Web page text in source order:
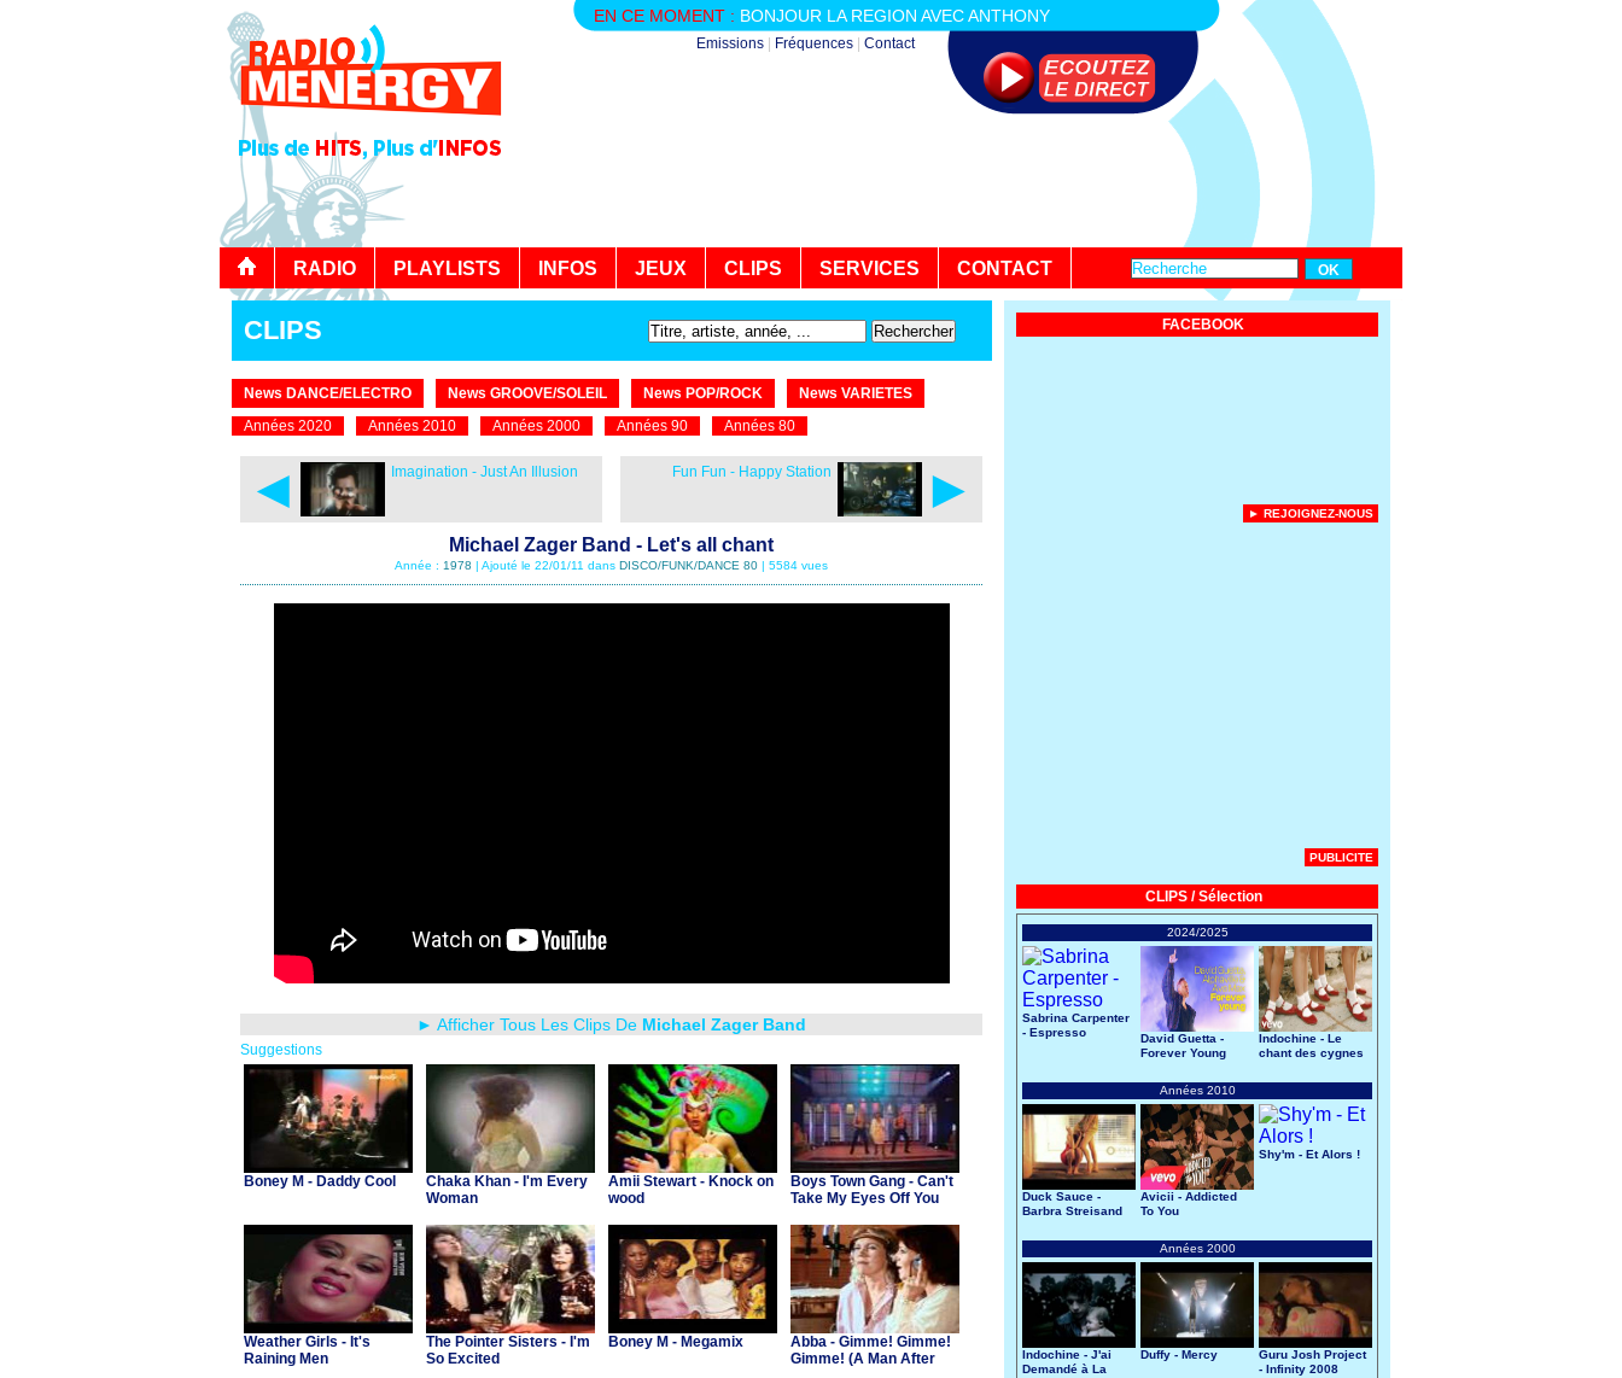
EN CE MOMENT : BONJOUR LA REGION AVEC ANTHONY
Emissions Fréquences Contact
RADIO PLAYLISTS INFOS JEUX CLIPS SERVICES CONTACT
CLIPS
News DANCE/ELECTRO News GROOVE/SOLEIL News POP/ROCK
News VARIETES
Années 2020
Années 2010 Années 2000 Années 90 Années 80
◄ Imagination - Just An Illusion ►
Fun Fun - Happy Station
Michael Zager Band - Let's all chant
Année : 1978 | Ajouté le 22/01/11 dans DISCO/FUNK/DANCE 80 | 5584 vues
► Afficher Tous Les Clips De Michael Zager Band
Suggestions
Boney M - Daddy Cool
Chaka Khan - I'm Every
Woman
Amii Stewart - Knock on
wood
Boys Town Gang - Can't
Take My Eyes Off You
Weather Girls - It's
Raining Men
The Pointer Sisters - I'm
So Excited
Boney M - Megamix
Abba - Gimme! Gimme!
Gimme! (A Man After
FACEBOOK
► REJOIGNEZ-NOUS
PUBLICITE
CLIPS / Sélection
2024/2025
Sabrina Carpenter
- Espresso
David Guetta -
Forever Young
Indochine - Le
chant des cygnes
Années 2010
Duck Sauce -
Barbra Streisand
Avicii - Addicted
To You
Shy'm - Et Alors !
Années 2000
Indochine - J'ai
Demandé à La
Duffy - Mercy
Guru Josh Project
- Infinity 2008